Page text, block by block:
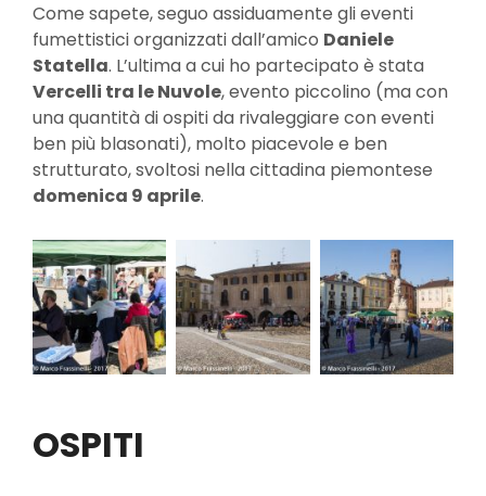
Come sapete, seguo assiduamente gli eventi
fumettistici organizzati dall’amico Daniele
Statella. L’ultima a cui ho partecipato è stata
Vercelli tra le Nuvole, evento piccolino (ma con
una quantità di ospiti da rivaleggiare con eventi
ben più blasonati), molto piacevole e ben
strutturato, svoltosi nella cittadina piemontese
domenica 9 aprile.
OSPITI